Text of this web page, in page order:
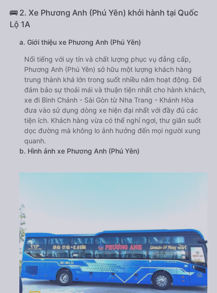
🚌 2. Xe Phương Anh (Phú Yên) khởi hành tại Quốc
Lộ 1A
a. Giới thiệu xe Phương Anh (Phú Yên)
Nổi tiếng với uy tín và chất lượng phục vụ đẳng cấp,
Phương Anh (Phú Yên) sở hữu một lượng khách hàng
trung thành khá lớn trong suốt nhiều năm hoạt động. Để
đảm bảo sự thoải mái và thuận tiện nhất cho hành khách,
xe đi Bình Chánh - Sài Gòn từ Nha Trang - Khánh Hòa
đưa vào sử dụng dòng xe hiện đại nhất với đầy đủ các
tiện ích. Khách hàng vừa có thể nghỉ ngơi, thư giãn suốt
dọc đường mà không lo ảnh hưởng đến mọi người xung
quanh.
b. Hình ảnh xe Phương Anh (Phú Yên)